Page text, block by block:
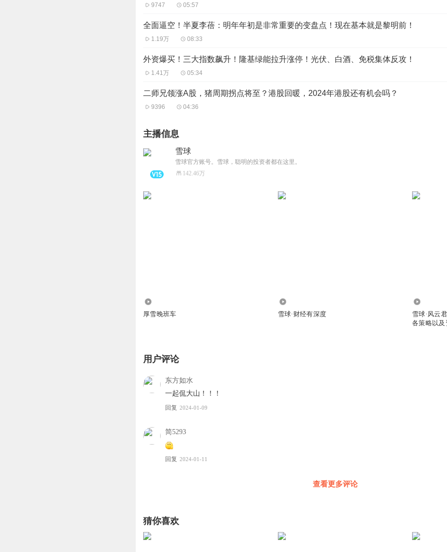
虾、清理桌面、水洗盘子、整理桌椅等多个非标准化的动作。
根据项目团队的描述，为了实现相关功能，实验人员会首先操作机器人对每个任务的
协同训练后的机器人在自主完成炒虾、存放锅具、呼叫电梯等复杂移动和操作任务时
广发证券认为，在AI加持下，机器人的核心技术迎来了许多新变化：AI加持后，新增
块的数据整理和算力处理能力进一步升级，使得人形机器人更为智能；人类能够借助
来看今天最后一个热点，
光伏概念探底回升，锦浪科技、嘉寓股份涨逾12%，瑞和股份涨停，隆基绿能、阳光
对于光伏板块，雪球App上投资者讨论颇多：
过来的，过去几年，光伏行业经历了向上和向下的一轮周期，后面几年也还是会再来
目前光伏处于周期的底部，而且屡次异动，所以我近期又重新启动了光伏的操作，此
9747 05:57
全面逼空！半夏李蓓：明年年初是非常重要的变盘点！现在基本就是黎明前！
1.19万 08:33
外资爆买！三大指数飙升！隆基绿能拉升涨停！光伏、白酒、免税集体反攻！
1.41万 05:34
二师兄领涨A股，猪周期拐点将至？港股回暖，2024年港股还有机会吗？
9396 04:36
主播信息
雪球
雪球官方账号。雪球，聪明的投资者都在这里。
142.46万
厚雪晚班车 雪球·财经有深度
雪球·风云
各策略以
用户评论
东方如水
一起侃大山！！！
回复 2024-01-09
简5293
回复 2024-01-11
查看更多评论
猜你喜欢